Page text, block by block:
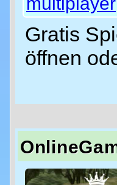
Gratis
öffnen